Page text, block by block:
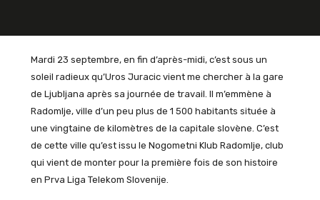
Mardi 23 septembre, en fin d’après-midi, c’est sous un
soleil radieux qu’Uros Juracic vient me chercher à la gare
de Ljubljana après sa journée de travail. Il m’emmène à
Radomlje, ville d’un peu plus de 1 500 habitants située à
une vingtaine de kilomètres de la capitale slovène. C’est
de cette ville qu’est issu le Nogometni Klub Radomlje, club
qui vient de monter pour la première fois de son histoire
en Prva Liga Telekom Slovenije.